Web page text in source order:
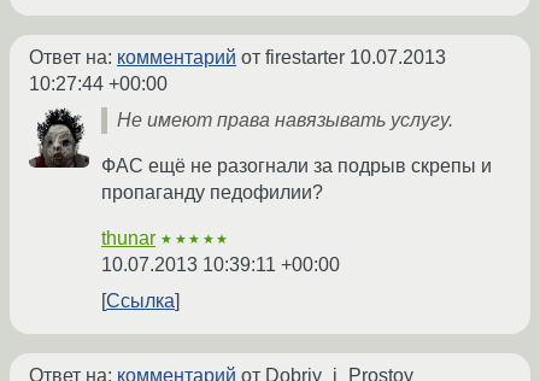
Ответ на: комментарий от firestarter 10.07.2013
10:27:44 +00:00
Не имеют права навязывать услугу.
ФАС ещё не разогнали за подрыв скрепы и
пропаганду педофилии?
thunar ★★★★★
10.07.2013 10:39:11 +00:00
Ссылка
Ответ на: комментарий от Dobriy_i_Prostoy